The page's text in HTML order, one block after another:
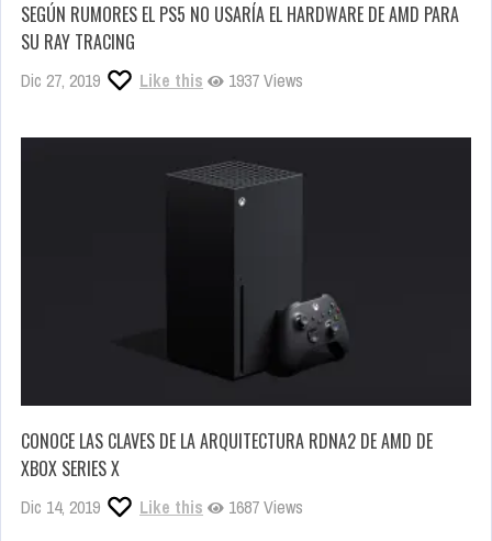
SEGÚN RUMORES EL PS5 NO USARÍA EL HARDWARE DE AMD PARA
SU RAY TRACING
Dic 27, 2019 Like this 1937 Views
CONOCE LAS CLAVES DE LA ARQUITECTURA RDNA2 DE AMD DE
XBOX SERIES X
Dic 14, 2019 Like this 1687 Views